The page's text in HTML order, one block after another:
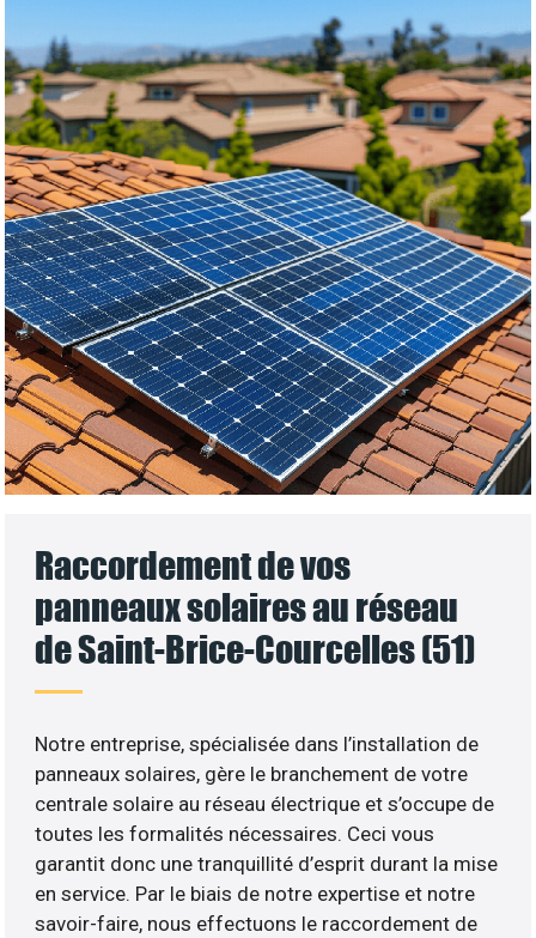
Raccordement de vos
panneaux solaires au réseau
de Saint-Brice-Courcelles (51)
Notre entreprise, spécialisée dans l’installation de
panneaux solaires, gère le branchement de votre
centrale solaire au réseau électrique et s’occupe de
toutes les formalités nécessaires. Ceci vous
garantit donc une tranquillité d’esprit durant la mise
en service. Par le biais de notre expertise et notre
savoir-faire, nous effectuons le raccordement de